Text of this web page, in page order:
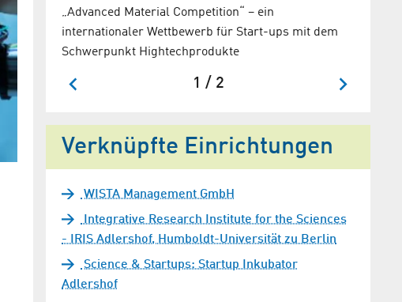
„Advanced Material Competition“ – ein
internationaler Wettbewerb für Start-ups mit dem
Schwerpunkt Hightechprodukte
1 / 2
Verknüpfte Einrichtungen
WISTA Management GmbH
Integrative Research Institute for the Sciences
- IRIS Adlershof, Humboldt-Universität zu Berlin
Science & Startups: Startup Inkubator
Adlershof